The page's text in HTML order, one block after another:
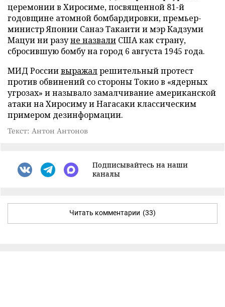
церемонии в Хиросиме, посвященной 81-й
годовщине атомной бомбардировки, премьер-
министр Японии Санаэ Такаити и мэр Кадзуми
Мацуи ни разуне назвали США как страну,
сбросившую бомбу на город 6 августа 1945 года.
МИД Россиивыражалрешительный протест
против обвинений со стороны Токио в «ядерных
угрозах» и называло замалчивание американской
атаки на Хиросиму и Нагасаки классическим
примером дезинформации.
Текст: Антон Антонов
Подписывайтесь на наши
каналы
Читать комментарии (33)